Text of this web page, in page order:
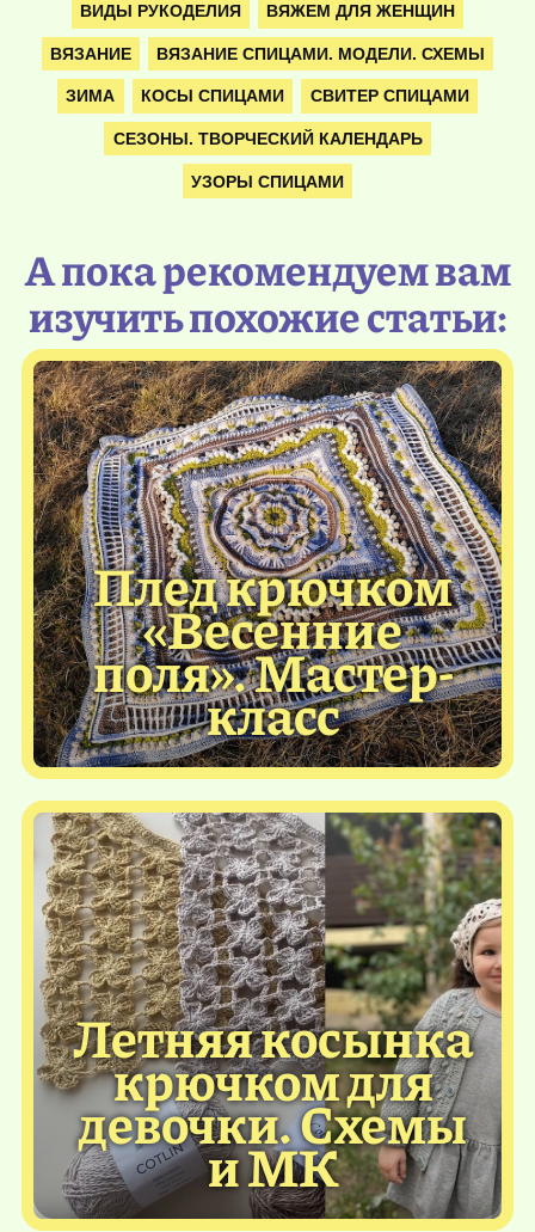
ВИДЫ РУКОДЕЛИЯ ВЯЖЕМ ДЛЯ ЖЕНЩИН
ВЯЗАНИЕ ВЯЗАНИЕ СПИЦАМИ. МОДЕЛИ. СХЕМЫ
ЗИМА КОСЫ СПИЦАМИ СВИТЕР СПИЦАМИ
СЕЗОНЫ. ТВОРЧЕСКИЙ КАЛЕНДАРЬ
УЗОРЫ СПИЦАМИ
А пока рекомендуем вам
изучить похожие статьи:
Плед крючком
«Весенние
поля». Мастер-
класс
Летняя косынка
крючком для
девочки. Схемы
и МК